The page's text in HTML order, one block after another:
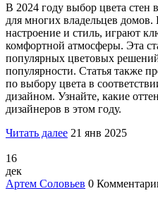
В 2024 году выбор цвета стен
для многих владельцев
настроение и стиль, играют
комфортной атмосферы. Эта
популярных цветовых
популярности. Статья также
по выбору цвета в
дизайном. Узнайте, какие
дизайнеров в этом году.
Читать далее 21 янв 2025
16
дек
Артем Соловьев 0